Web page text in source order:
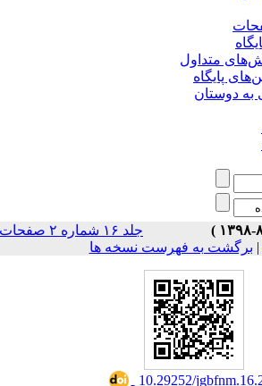
متداول
پایگاه
دوستان
جلد ۱۶ شماره ۲ صفحات
به فهرست نسخه ها
10.29252/